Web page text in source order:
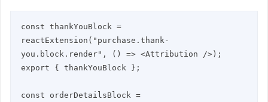
const thankYouBlock =
reactExtension("purchase.thank-
you.block.render", () => <Attribution />);
export { thankYouBlock };
const orderDetailsBlock =